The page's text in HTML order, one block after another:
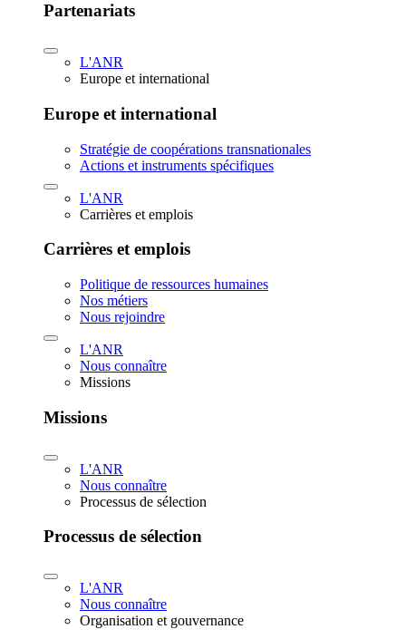
Partenariats
L'ANR
Europe et international
Europe et international
Stratégie de coopérations transnationales
Actions et instruments spécifiques
L'ANR
Carrières et emplois
Carrières et emplois
Politique de ressources humaines
Nos métiers
Nous rejoindre
L'ANR
Nous connaître
Missions
Missions
L'ANR
Nous connaître
Processus de sélection
Processus de sélection
L'ANR
Nous connaître
Organisation et gouvernance